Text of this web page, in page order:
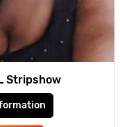
Stripshow